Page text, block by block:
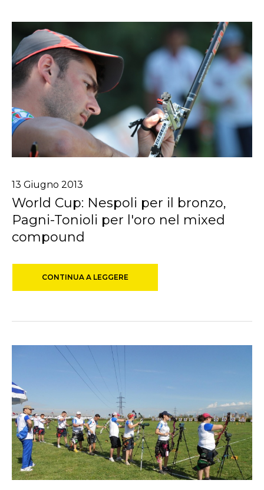
13 Giugno 2013
World Cup: Nespoli per il bronzo,
Pagni-Tonioli per l'oro nel mixed
compound
CONTINUA A LEGGERE